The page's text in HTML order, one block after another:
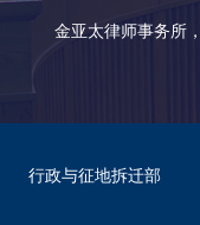
金亚太律师事务所
行政与征地拆迁部